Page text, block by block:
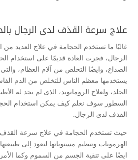
علاج سرعة القذف لدى الرجال
غالبًا ما تستخدم الحجامة في علاج العديد
الرجال، فجرت العادة قديمًا على استخدام
الصداع، وايضًا التخلص من آلام العظام،
يستخدمها معظم الناس للتخلص من الدم
الجلد، ولعلاج الروماتويد، الذى لم يجد له
السطور سوف نعلم كيف يمكن استخدام
القذف لدى الرجال.
حيث تستخدم الحجامة في علاج سرعة
الهرمونات وتنظيم مستوياتها لتعود إلى
ايضًا على تنقية الجسم من السموم وكما